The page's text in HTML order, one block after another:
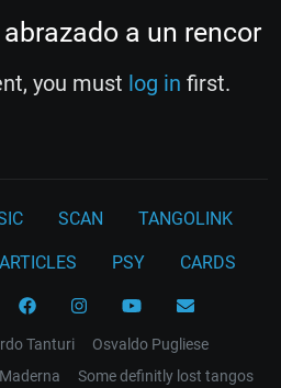
a un rencor
you must log in first.
SCAN TANGOLINK
ARTICLES PSY CARDS
Tanturi
Osvaldo Pugliese
Some definitly lost tangos